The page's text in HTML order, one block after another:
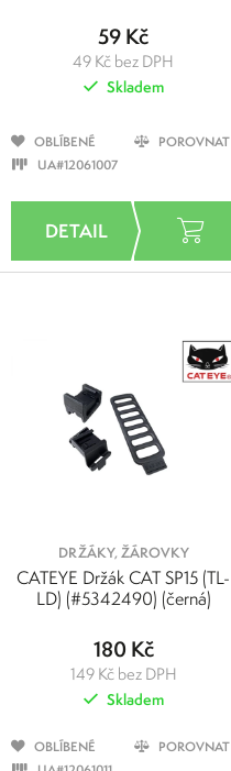
59 Kč
49 Kč bez DPH
Skladem
OBLÍBENÉ
POROVNAT
UA#12061007
DRŽÁKY, ŽÁROVKY
CATEYE Držák CAT SP15 (TL-
LD) (#5342490) (černá)
180 Kč
149 Kč bez DPH
Skladem
OBLÍBENÉ
POROVNAT